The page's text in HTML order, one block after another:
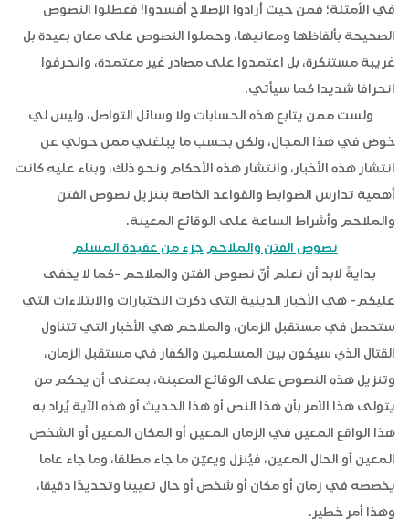
في الأمثلة؛ فمن حيث أرادوا الإصلاح أفسدوا! فعطلوا النصوص
الصحيحة بألفاظها ومعانيها، وحملوا النصوص على معان بعيدة بل
غريبة مستنكرة، بل اعتمدوا على مصادر غير معتمدة، وانحرفوا
انحرافا شديدا كما سيأتي.
ولست ممن يتابع هذه الحسابات ولا وسائل التواصل، وليس لي
خوض في هذا المجال، ولكن بحسب ما يبلغني ممن حولي عن
انتشار هذه الأخبار، وانتشار هذه الأحكام ونحو ذلك، وبناء عليه كانت
أهمية تدارس الضوابط والقواعد الخاصة بتنزيل نصوص الفتن
والملاحم وأشراط الساعة على الوقائع المعينة.
نصوص الفتن والملاحم جزء من عقيدة المسلم
بدايةً لابد أن نعلم أنّ نصوص الفتن والملاحم -كما لا يخفى
عليكم- هي الأخبار الدينية التي ذكرت الاختبارات والابتلاءات التي
ستحصل في مستقبل الزمان، والملاحم هي الأخبار التي تتناول
القتال الذي سيكون بين المسلمين والكفار في مستقبل الزمان،
وتنزيل هذه النصوص على الوقائع المعينة، بمعنى أن يحكم من
يتولى هذا الأمر بأن هذا النص أو هذا الحديث أو هذه الآية يُراد به
هذا الواقع المعين في الزمان المعين أو المكان المعين أو الشخص
المعين أو الحال المعين، فيُنزل ويعيّن ما جاء مطلقا، وما جاء عاما
يخصصه في زمان أو مكان أو شخص أو حال تعيينا وتحديدًا دقيقا،
وهذا أمر خطير.